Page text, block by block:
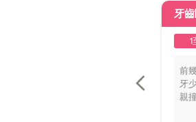
牙
前
牙
親